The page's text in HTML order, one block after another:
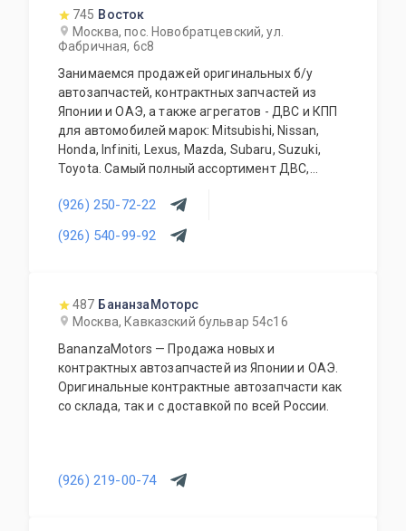
745 Восток
Москва, пос. Новобратцевский, ул.
Фабричная, 6с8
Занимаемся продажей оригинальных б/у
автозапчастей, контрактных запчастей из
Японии и ОАЭ, а также агрегатов - ДВС и КПП
для автомобилей марок: Mitsubishi, Nissan,
Honda, Infiniti, Lexus, Mazda, Subaru, Suzuki,
Toyota. Самый полный ассортимент ДВС,
прочего. Предоставляется гарантия качества
на всю продукцию. Приемлемые цены и
система скидок для постоянных и оптовых
(926) 250-72-22
(926) 540-99-92
487 БананзаМоторс
Москва, Кавказский бульвар 54с16
BananzaMotors — Продажа новых и
контрактных автозапчастей из Японии и ОАЭ.
Оригинальные контрактные автозапчасти как
со склада, так и с доставкой по всей России.
(926) 219-00-74